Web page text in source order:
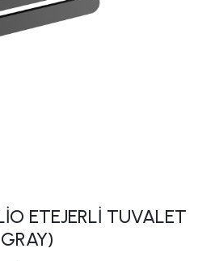
ETEJERLİ TUVALET